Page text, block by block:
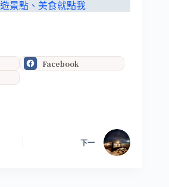
景點、美食就點我
Facebook
下一